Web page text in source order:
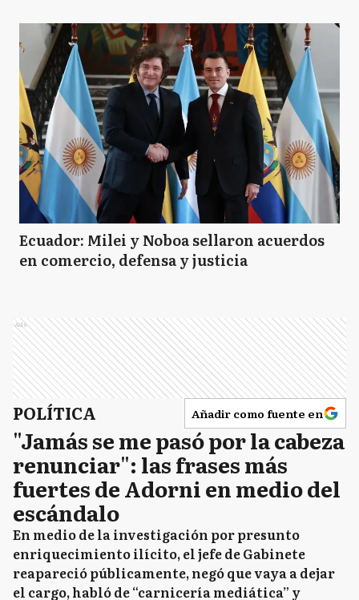
Ecuador: Milei y Noboa sellaron acuerdos
en comercio, defensa y justicia
Ads
POLÍTICA Añadir como fuente en
"Jamás se me pasó por la cabeza
renunciar": las frases más
fuertes de Adorni en medio del
escándalo
En medio de la investigación por presunto
enriquecimiento ilícito, el jefe de Gabinete
reapareció públicamente, negó que vaya a dejar
el cargo, habló de “carnicería mediática” y